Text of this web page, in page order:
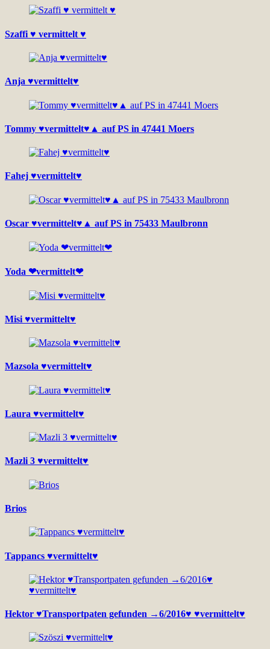
Szaffi ♥ vermittelt ♥
Anja ♥vermittelt♥
Tommy ♥vermittelt♥▲ auf PS in 47441 Moers
Fahej ♥vermittelt♥
Oscar ♥vermittelt♥▲ auf PS in 75433 Maulbronn
Yoda ❤vermittelt❤
Misi ♥vermittelt♥
Mazsola ♥vermittelt♥
Laura ♥vermittelt♥
Mazli 3 ♥vermittelt♥
Brios
Tappancs ♥vermittelt♥
Hektor ♥Transportpaten gefunden →6/2016♥ ♥vermittelt♥